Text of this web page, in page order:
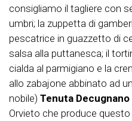
consigliamo il tagliere con
umbri; la zuppetta di
pescatrice in guazzetto di
salsa alla puttanesca; il
cialda al parmigiano e la
allo zabajone abbinato ad un
nobile) Tenuta Decugnano
Orvieto che produce